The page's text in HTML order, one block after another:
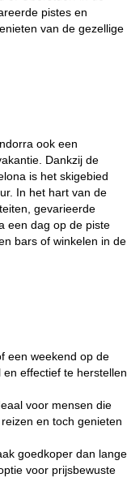
pistes en
van de gezellige
ook een
Dankzij de
is het skigebied
In het hart van de
gevarieerde
een dag op de piste
bars of winkelen in de
een weekend op de
effectief te herstellen
voor mensen die
en toch genieten
goedkoper dan lange
voor prijsbewuste